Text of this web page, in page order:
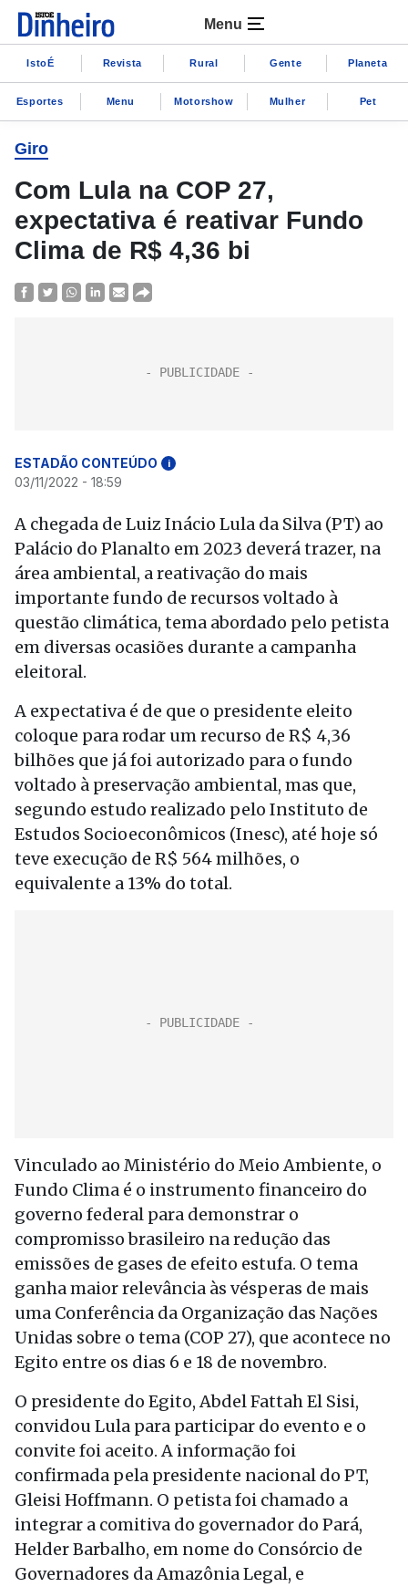
Menu
IstoÉ Revista Rural Gente Planeta
Esportes Menu Motorshow Mulher Pet
Giro
Com Lula na COP 27,
expectativa é reativar Fundo
Clima de R$ 4,36 bi
ESTADÃO CONTEÚDO i
03/11/2022 - 18:59
A chegada de Luiz Inácio Lula da Silva (PT) ao
Palácio do Planalto em 2023 deverá trazer, na
área ambiental, a reativação do mais
importante fundo de recursos voltado à
questão climática, tema abordado pelo petista
em diversas ocasiões durante a campanha
eleitoral.
A expectativa é de que o presidente eleito
coloque para rodar um recurso de R$ 4,36
bilhões que já foi autorizado para o fundo
voltado à preservação ambiental, mas que,
segundo estudo realizado pelo Instituto de
Estudos Socioeconômicos (Inesc), até hoje só
teve execução de R$ 564 milhões, o
equivalente a 13% do total.
Vinculado ao Ministério do Meio Ambiente, o
Fundo Clima é o instrumento financeiro do
governo federal para demonstrar o
compromisso brasileiro na redução das
emissões de gases de efeito estufa. O tema
ganha maior relevância às vésperas de mais
uma Conferência da Organização das Nações
Unidas sobre o tema (COP 27), que acontece no
Egito entre os dias 6 e 18 de novembro.
O presidente do Egito, Abdel Fattah El Sisi,
convidou Lula para participar do evento e o
convite foi aceito. A informação foi
confirmada pela presidente nacional do PT,
Gleisi Hoffmann. O petista foi chamado a
integrar a comitiva do governador do Pará,
Helder Barbalho, em nome do Consórcio de
Governadores da Amazônia Legal, e